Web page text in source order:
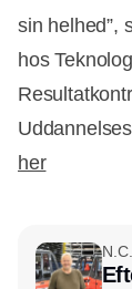
sin helhed”,
hos
her